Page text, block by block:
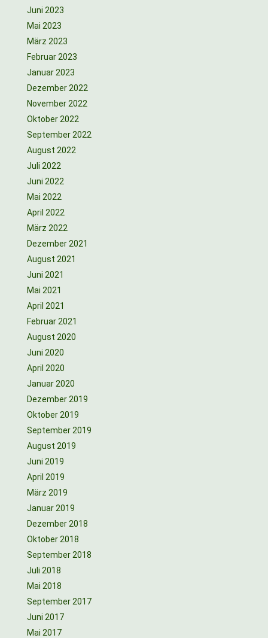
Juni 2023
Mai 2023
März 2023
Februar 2023
Januar 2023
Dezember 2022
November 2022
Oktober 2022
September 2022
August 2022
Juli 2022
Juni 2022
Mai 2022
April 2022
März 2022
Dezember 2021
August 2021
Juni 2021
Mai 2021
April 2021
Februar 2021
August 2020
Juni 2020
April 2020
Januar 2020
Dezember 2019
Oktober 2019
September 2019
August 2019
Juni 2019
April 2019
März 2019
Januar 2019
Dezember 2018
Oktober 2018
September 2018
Juli 2018
Mai 2018
September 2017
Juni 2017
Mai 2017